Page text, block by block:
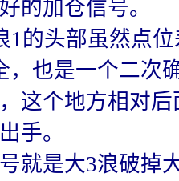
的加仓信号。
1的头部虽然点
，也是一个二次
这个地方相对
手。
就是大3浪破掉